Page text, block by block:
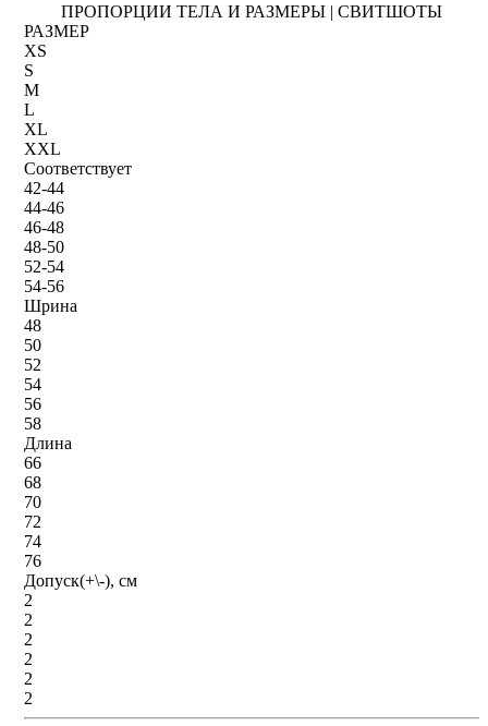
ПРОПОРЦИИ ТЕЛА И РАЗМЕРЫ | СВИТШОТЫ
РАЗМЕР
XS
S
M
L
XL
XXL
Соответствует
42-44
44-46
46-48
48-50
52-54
54-56
Шрина
48
50
52
54
56
58
Длина
66
68
70
72
74
76
Допуск(+\-), см
2
2
2
2
2
2